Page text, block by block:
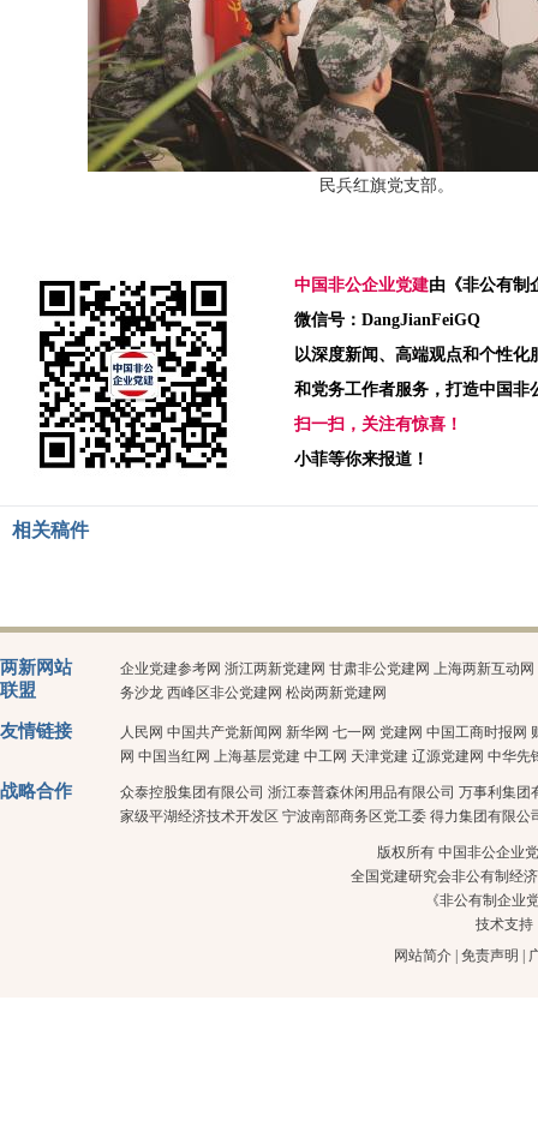
民兵红旗党支部。
中国非公企业党建由《非公有制
微信号：DangJianFeiGQ
以深度新闻、高端观点和个性化
和党务工作者服务，打造中国非
扫一扫，关注有惊喜！
小菲等你来报道！
相关稿件
两新网站
联盟
企业党建参考网 浙江两新党建网 甘肃非公党建网 上海两新互动网
务沙龙 西峰区非公党建网 松岗两新党建网
友情链接 人民网 中国共产党新闻网 新华网 七一网 党建网 中国工商时报网
网 中国当红网 上海基层党建 中工网 天津党建 辽源党建网 中华先
战略合作 众泰控股集团有限公司 浙江泰普森休闲用品有限公司 万事利集团
家级平湖经济技术开发区 宁波南部商务区党工委 得力集团有限公
版权所有 中国非公企业
全国党建研究会非公有制经
《非公有制企
技术支持
网站简介 免责声明